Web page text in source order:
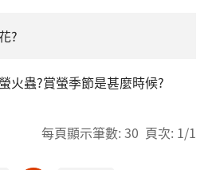
?
火蟲?賞螢季節是甚麼時候?
每頁顯示筆數: 30 頁次: 1/1